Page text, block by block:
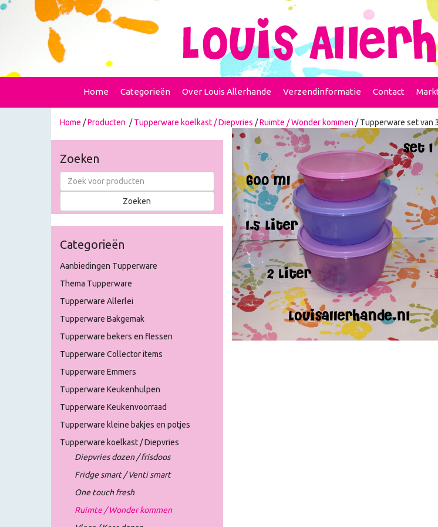
Home Categorieën Over Louis Allerhande Verzendinformatie Contact
Home /Producten /Tupperware koelkast / Diepvries /Ruimte / Wonder kommen / Tupperware set van
Zoeken
Categorieën
Aanbiedingen Tupperware
Thema Tupperware
Tupperware Allerlei
Tupperware Bakgemak
Tupperware bekers en flessen
Tupperware Collector items
Tupperware Emmers
Tupperware Keukenhulpen
Tupperware Keukenvoorraad
Tupperware kleine bakjes en potjes
Tupperware koelkast / Diepvries
Diepvries dozen / frisdoos
Fridge smart / Venti smart
One touch fresh
Ruimte / Wonder kommen